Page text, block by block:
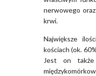
nerwowego
krwi.
Największe
kościach (ok.
Jest on